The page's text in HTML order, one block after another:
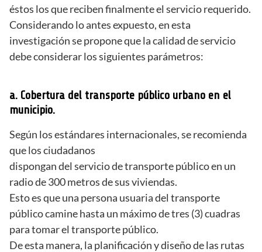
éstos los que reciben finalmente el servicio requerido.
Considerando lo antes expuesto, en esta
investigación se propone que la calidad de servicio
debe considerar los siguientes parámetros:
a. Cobertura del transporte público urbano en el
municipio.
Según los estándares internacionales, se recomienda
que los ciudadanos
dispongan del servicio de transporte público en un
radio de 300 metros de sus viviendas.
Esto es que una persona usuaria del transporte
público camine hasta un máximo de tres (3) cuadras
para tomar el transporte público.
De esta manera, la planificación y diseño de las rutas